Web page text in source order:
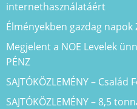
internethasználatáért
Élményekben gazdag napok
Megjelent a NOE Levelek
PÉNZ
SAJTÓKÖZLEMÉNY – Család
SAJTÓKÖZLEMÉNY – 8,5